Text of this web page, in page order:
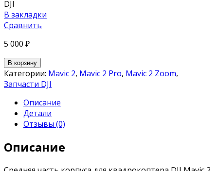
DJI
В закладки
Сравнить
5 000 ₽
В корзину
Категории: Mavic 2, Mavic 2 Pro, Mavic 2 Zoom,
Запчасти DJI
Описание
Детали
Отзывы (0)
Описание